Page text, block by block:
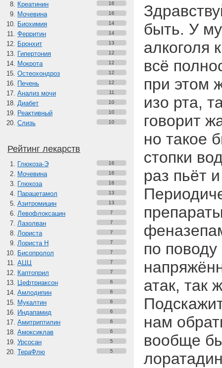
Креатинин 16
Мочевина 16
Биохимия 14
Ферритин 14
Бронхит 13
Гипертония 12
Мокрота 12
Остеохондроз 12
Печень 12
Анализ мочи 11
Диабет 10
Реактивный 10
Слизь 10
Рейтинг лекарств
Глюкоза-Э 16
Мочевина 16
Глюкоза 16
Парацетамол 13
Азитромицин 13
Левофлоксацин 7
Лазолван 7
Лориста 7
Лориста Н 7
Бисопролол 7
АЦЦ 7
Каптоприл 7
Цефтриаксон 6
Амлодипин 6
Мукалтин 6
Индапамид 6
Амитриптилин 6
Амоксиклав 6
Урсосан 5
ТераФлю 5
быть. У
алкоголя
всё
при этом
изо рта,
говорит
но такое
стопки
раз пьёт
по
атак, так
нам
вообще